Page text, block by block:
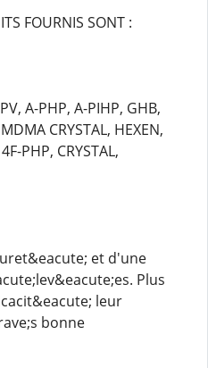
FOURNIS SONT :
A-PHP, A-PIHP, GHB,
CRYSTAL, HEXEN,
PHP, CRYSTAL,
et d'une
Plus
leur
bonne